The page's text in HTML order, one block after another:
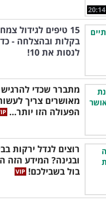
20:14
15 טיפים לגידול
בקלות ובהצלחה -
לנסות את 10!
מתברר שכדי להרגיש
מאושרים צריך
הפעולה הזו יותר...
רוצים לגדל ירקות
ובגינה? המידע הזה
בול בשבילכם!